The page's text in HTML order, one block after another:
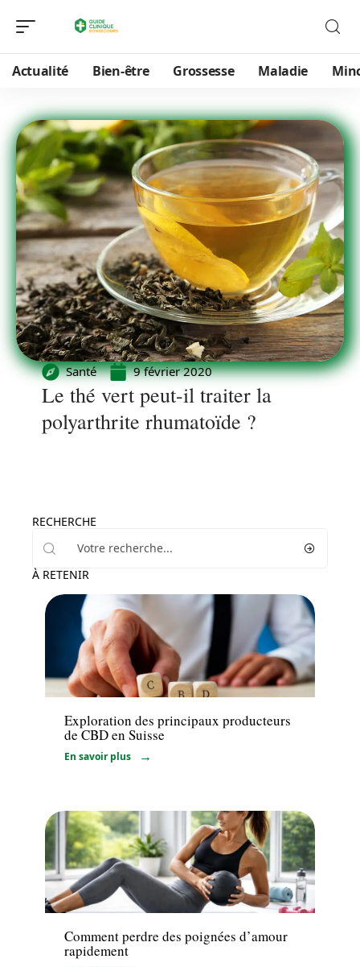
Actualité Bien-être Grossesse Maladie
Santé 9 février 2020
Le thé vert peut-il traiter la
polyarthrite rhumatoïde ?
RECHERCHE
À RETENIR
Santé
Exploration des principaux producteurs
de CBD en Suisse
En savoir plus
Minceur
Comment perdre des poignées d’amour
rapidement